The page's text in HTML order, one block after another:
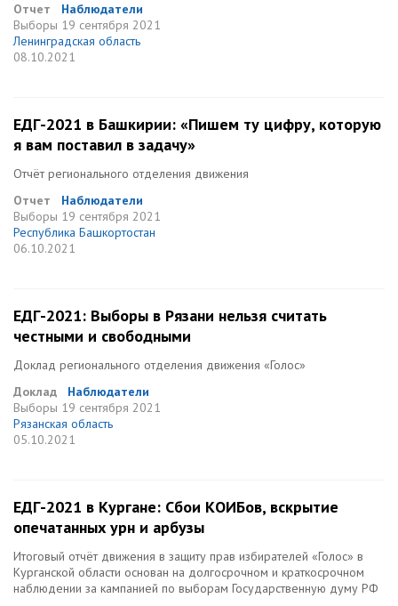
Отчет
Наблюдатели
Выборы 19 сентября 2021
Ленинградская область
08.10.2021
ЕДГ-2021 в Башкирии: «Пишем ту цифру, которую
я вам поставил в задачу»
Отчёт регионального отделения движения
Отчет
Наблюдатели
Выборы 19 сентября 2021
Республика Башкортостан
06.10.2021
ЕДГ-2021: Выборы в Рязани нельзя считать
честными и свободными
Доклад регионального отделения движения «Голос»
Доклад
Наблюдатели
Выборы 19 сентября 2021
Рязанская область
05.10.2021
ЕДГ-2021 в Кургане: Сбои КОИБов, вскрытие
опечатанных урн и арбузы
Итоговый отчёт движения в защиту прав избирателей «Голос» в
Курганской области основан на долгосрочном и краткосрочном
наблюдении за кампанией по выборам Государственную думу РФ